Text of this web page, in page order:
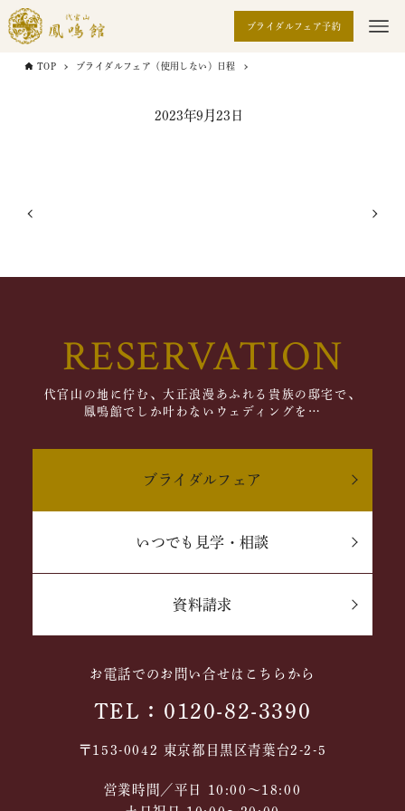
ブライダルフェア予約
TOP ブライダルフェア（使用しない）日程
2023年9月23日
RESERVATION
代官山の地に佇む、大正浪漫あふれる貴族の邸宅で、
鳳鳴館でしか叶わないウェディングを…
ブライダルフェア
いつでも見学・相談
資料請求
お電話でのお問い合せはこちらから
TEL：0120-82-3390
〒153-0042 東京都目黒区青葉台2-2-5
営業時間／平日 10:00～18:00